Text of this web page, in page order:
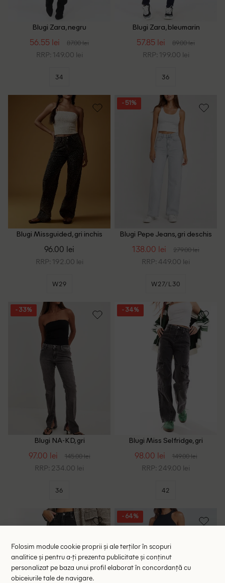
Blugi Zara, negru
56.55 lei 87.00 lei
RRP: 149.00 lei
34
Blugi Zara, bleumarin
57.85 lei 89.00 lei
RRP: 199.00 lei
36
Blugi Missguided, gri inchis
96.00 lei
RRP: 192.00 lei
W29
- 51%
Blugi Pepe Jeans, gri deschis
138.00 lei 279.00 lei
RRP: 449.00 lei
W27/L30
- 33%
Blugi NA-KD, gri
97.00 lei 145.00 lei
RRP: 234.00 lei
36
- 34%
Blugi Miss Selfridge, gri
98.00 lei 149.00 lei
RRP: 249.00 lei
42
- 64%
Folosim module cookie proprii și ale terților în scopuri
analitice și pentru a-ți prezenta publicitate și conținut
personalizat pe baza unui profil elaborat în concordanță cu
obiceiurile tale de navigare.